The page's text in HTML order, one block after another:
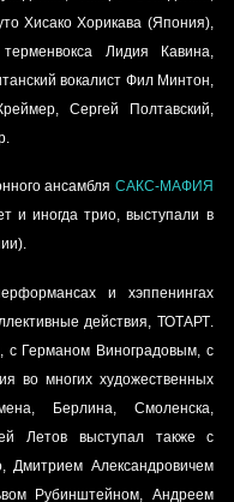
Хисако Хорикава (Япония),
Лидия Кавина,
вокалист Фил Минтон,
, Сергей Полтавский,
саксофонного ансамбля САКС-МАФИЯ
и иногда трио, выступали в
и хэппенингах
действия, ТОТАРТ.
во многих художественных
Берлина, Смоленска,
выступал также с
Дмитрием Александровичем
Рубинштейном, Андреем